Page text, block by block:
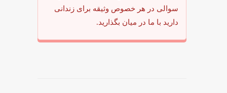
سوالی در هر خصوص وثیقه برای زندانی
دارید با ما در میان بگذارید.